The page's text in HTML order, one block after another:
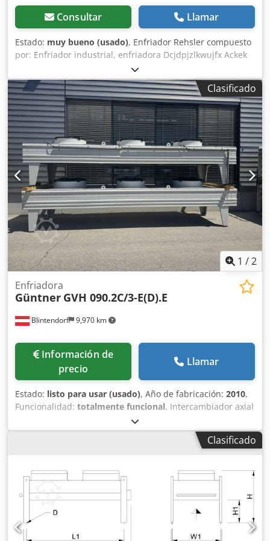
Consultar Llamar
Estado: muy bueno (usado), Enfriador Rehsler compuesto
por: Enfriador industrial, enfriadora Dcjdpjzlkwujfx Ackek
Chiller Danfoss MTZ64HM4, sistema de climatización
Condensador 125, 2 ventiladores, diámetro = 450 mm, 230
V, 3,6 A Conversión del circuito de agua fría
Clasificado
1 /2
Blintendorf 9,970 km
Enfriadora
Güntner GVH 090.2C/3-E(D).E
Información de
precio
Llamar
Estado: listo para usar (usado), Año de fabricación: 2010,
Funcionalidad: totalmente funcional, Intercambiador axial
Güntner Ventilador, diámetro 900 mm Número de
ventiladores: 3 Dcodpfx Acjzl T Rqskjk Modelo de
funcionamiento muy silencioso Modelo de funcionamiento
400 V, 3 ~, 50 Hz, conexión en triángulo
Clasificado